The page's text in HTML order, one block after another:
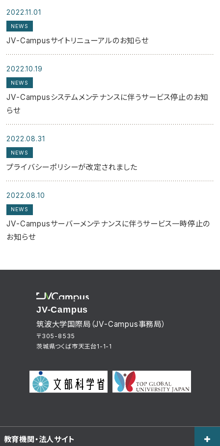
2022.11.01
NEWS
JV-Campusサイトリニューアルのお知らせ
2022.10.19
NEWS
JV-Campusシステムメンテナンスに伴うサービス停止のお知
らせ
2022.08.31
NEWS
プライバシーポリシーが改定されました
2022.08.10
NEWS
JV-Campusサーバーメンテナンスに伴うサービス一時停止の
お知らせ
JV-Campus
筑波大学国際局（JV-Campus事務局）
〒305-8535
茨城県つくば市天王台1-1-1
教育機関・法人サイト